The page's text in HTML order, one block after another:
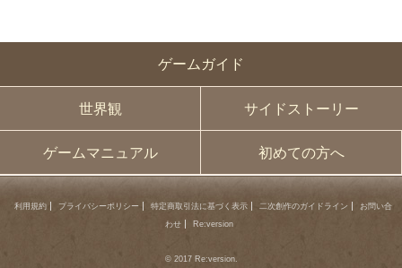
ゲームガイド
世界観 サイドストーリー
ゲームマニュアル 初めての方へ
利用規約 プライバシーポリシー 特定商取引法に基づく表示 二次創作のガイドライン
お問い合
わせ
Re:version
© 2017 Re:version.